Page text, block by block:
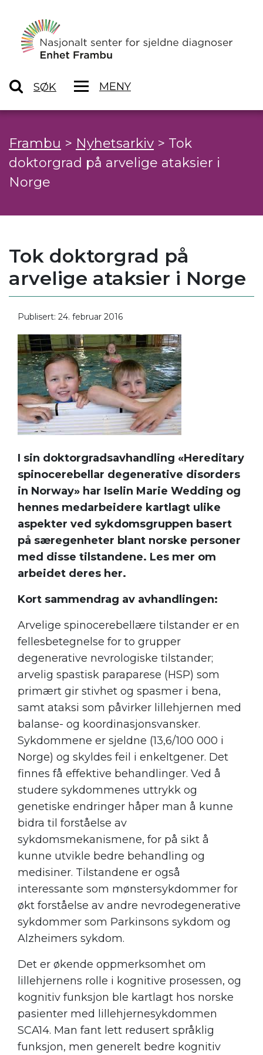
SØK MENY
Frambu > Nyhetsarkiv > Tok
doktorgrad på arvelige ataksier i
Norge
Tok doktorgrad på
arvelige ataksier i Norge
Publisert: 24. februar 2016
I sin doktorgradsavhandling «Hereditary
spinocerebellar degenerative disorders
in Norway» har Iselin Marie Wedding og
hennes medarbeidere kartlagt ulike
aspekter ved sykdomsgruppen basert
på særegenheter blant norske personer
med disse tilstandene. Les mer om
arbeidet deres her.
Kort sammendrag av avhandlingen:
Arvelige spinocerebellære tilstander er en
fellesbetegnelse for to grupper
degenerative nevrologiske tilstander;
arvelig spastisk paraparese (HSP) som
primært gir stivhet og spasmer i bena,
samt ataksi som påvirker lillehjernen med
balanse- og koordinasjonsvansker.
Sykdommene er sjeldne (13,6/100 000 i
Norge) og skyldes feil i enkeltgener. Det
finnes få effektive behandlinger. Ved å
studere sykdommenes uttrykk og
genetiske endringer håper man å kunne
bidra til forståelse av
sykdomsmekanismene, for på sikt å
kunne utvikle bedre behandling og
medisiner. Tilstandene er også
interessante som mønstersykdommer for
økt forståelse av andre nevrodegenerative
sykdommer som Parkinsons sykdom og
Alzheimers sykdom.
Det er økende oppmerksomhet om
lillehjernens rolle i kognitive prosessen, og
kognitiv funksjon ble kartlagt hos norske
pasienter med lillehjernesykdommen
SCA14. Man fant lett redusert språklig
funksjon, men generelt bedre kognitiv